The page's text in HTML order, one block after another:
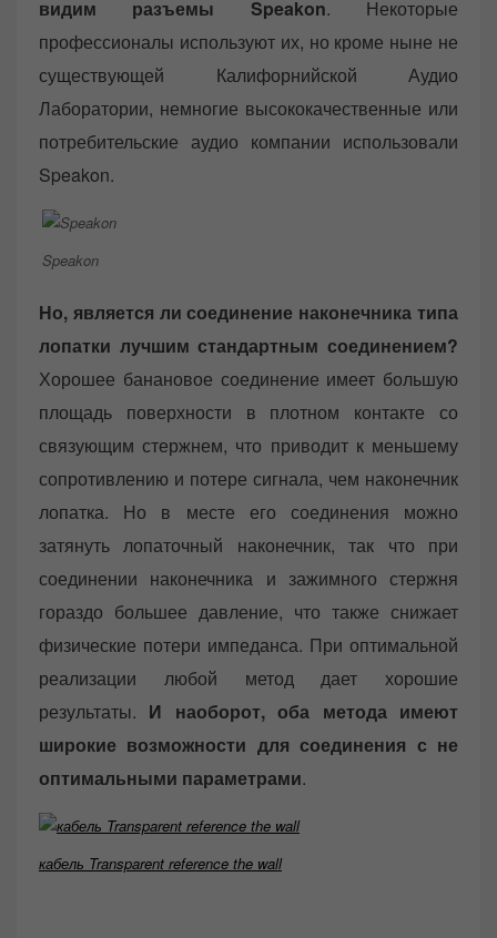
видим разъемы Speakon. Некоторые
профессионалы используют их, но кроме ныне не
существующей Калифорнийской Аудио
Лаборатории, немногие высококачественные или
потребительские аудио компании использовали
Speakon.
Speakon
Но, является ли соединение наконечника типа
лопатки лучшим стандартным соединением?
Хорошее банановое соединение имеет большую
площадь поверхности в плотном контакте со
связующим стержнем, что приводит к меньшему
сопротивлению и потере сигнала, чем наконечник
лопатка. Но в месте его соединения можно
затянуть лопаточный наконечник, так что при
соединении наконечника и зажимного стержня
гораздо большее давление, что также снижает
физические потери импеданса. При оптимальной
реализации любой метод дает хорошие
результаты. И наоборот, оба метода имеют
широкие возможности для соединения с не
оптимальными параметрами.
кабель Transparent reference the wall